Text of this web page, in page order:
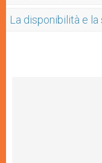
La disponibilità e la